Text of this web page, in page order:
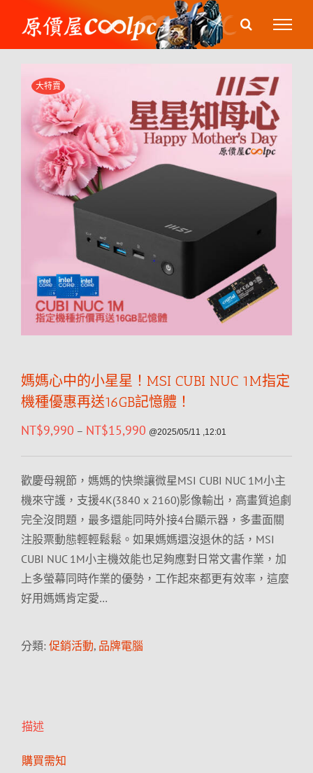
content
大特賣
媽媽心中的小星星！MSI CUBI NUC 1M指定
機種優惠再送16GB記憶體！
NT$9,990 – NT$15,990 @2025/05/11 ,12:01
歡慶母親節，媽媽的快樂讓微星MSI CUBI NUC 1M小主
機來守護，支援4K(3840 x 2160)影像輸出，高畫質追劇
完全沒問題，最多還能同時外接4台顯示器，多畫面關
注股票動態輕輕鬆鬆。如果媽媽還沒退休的話，MSI
CUBI NUC 1M小主機效能也足夠應對日常文書作業，加
上多螢幕同時作業的優勢，工作起來都更有效率，這麼
好用媽媽肯定愛…
分類: 促銷活動, 品牌電腦
描述
購買需知